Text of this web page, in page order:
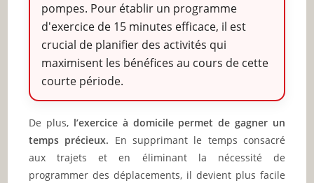
pompes. Pour établir un programme
d'exercice de 15 minutes efficace, il est
crucial de planifier des activités qui
maximisent les bénéfices au cours de cette
courte période.
De plus, l’exercice à domicile permet de gagner un
temps précieux. En supprimant le temps consacré
aux trajets et en éliminant la nécessité de
programmer des déplacements, il devient plus facile